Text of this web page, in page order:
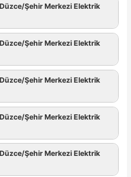
Şehir Merkezi Elektrik
Şehir Merkezi Elektrik
Şehir Merkezi Elektrik
Şehir Merkezi Elektrik
Şehir Merkezi Elektrik